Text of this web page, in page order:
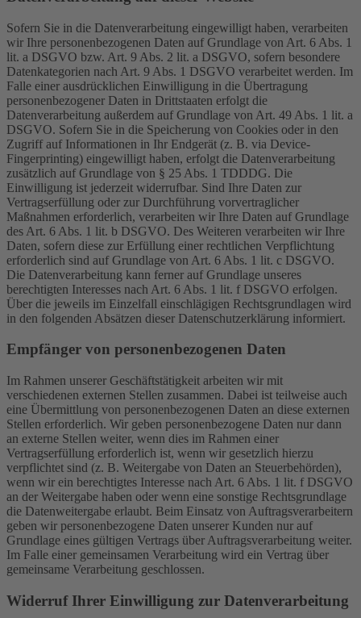
Sofern Sie in die Datenverarbeitung eingewilligt haben, verarbeiten
wir Ihre personenbezogenen Daten auf Grundlage von Art. 6 Abs. 1
lit. a DSGVO bzw. Art. 9 Abs. 2 lit. a DSGVO, sofern besondere
Datenkategorien nach Art. 9 Abs. 1 DSGVO verarbeitet werden. Im
Falle einer ausdrücklichen Einwilligung in die Übertragung
personenbezogener Daten in Drittstaaten erfolgt die
Datenverarbeitung außerdem auf Grundlage von Art. 49 Abs. 1 lit. a
DSGVO. Sofern Sie in die Speicherung von Cookies oder in den
Zugriff auf Informationen in Ihr Endgerät (z. B. via Device-
Fingerprinting) eingewilligt haben, erfolgt die Datenverarbeitung
zusätzlich auf Grundlage von § 25 Abs. 1 TDDDG. Die
Einwilligung ist jederzeit widerrufbar. Sind Ihre Daten zur
Vertragserfüllung oder zur Durchführung vorvertraglicher
Maßnahmen erforderlich, verarbeiten wir Ihre Daten auf Grundlage
des Art. 6 Abs. 1 lit. b DSGVO. Des Weiteren verarbeiten wir Ihre
Daten, sofern diese zur Erfüllung einer rechtlichen Verpflichtung
erforderlich sind auf Grundlage von Art. 6 Abs. 1 lit. c DSGVO.
Die Datenverarbeitung kann ferner auf Grundlage unseres
berechtigten Interesses nach Art. 6 Abs. 1 lit. f DSGVO erfolgen.
Über die jeweils im Einzelfall einschlägigen Rechtsgrundlagen wird
in den folgenden Absätzen dieser Datenschutzerklärung informiert.
Empfänger von personenbezogenen Daten
Im Rahmen unserer Geschäftstätigkeit arbeiten wir mit
verschiedenen externen Stellen zusammen. Dabei ist teilweise auch
eine Übermittlung von personenbezogenen Daten an diese externen
Stellen erforderlich. Wir geben personenbezogene Daten nur dann
an externe Stellen weiter, wenn dies im Rahmen einer
Vertragserfüllung erforderlich ist, wenn wir gesetzlich hierzu
verpflichtet sind (z. B. Weitergabe von Daten an Steuerbehörden),
wenn wir ein berechtigtes Interesse nach Art. 6 Abs. 1 lit. f DSGVO
an der Weitergabe haben oder wenn eine sonstige Rechtsgrundlage
die Datenweitergabe erlaubt. Beim Einsatz von Auftragsverarbeitern
geben wir personenbezogene Daten unserer Kunden nur auf
Grundlage eines gültigen Vertrags über Auftragsverarbeitung weiter.
Im Falle einer gemeinsamen Verarbeitung wird ein Vertrag über
gemeinsame Verarbeitung geschlossen.
Widerruf Ihrer Einwilligung zur Datenverarbeitung